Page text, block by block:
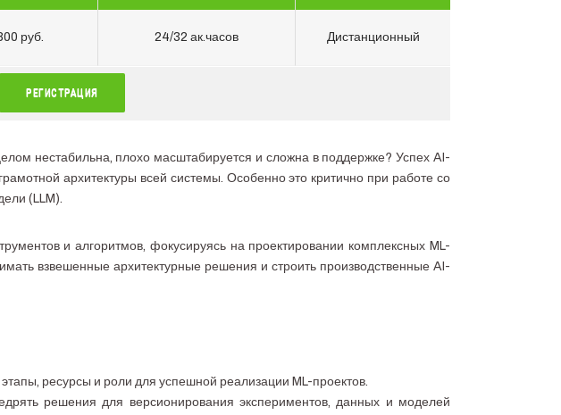
руб. 24/32 ак.часов Дистанционный
РЕГИСТРАЦИЯ
нестабильна, плохо масштабируется и сложна в поддержке? Успех AI-
архитектуры всей системы. Особенно это критично при работе со
(LLM).
и алгоритмов, фокусируясь на проектировании комплексных ML-
взвешенные архитектурные решения и строить производственные AI-
ресурсы и роли для успешной реализации ML-проектов.
решения для версионирования экспериментов, данных и моделей